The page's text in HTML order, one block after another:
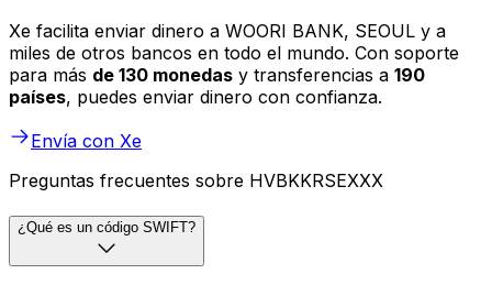
Xe facilita enviar dinero a WOORI BANK, SEOUL y a
miles de otros bancos en todo el mundo. Con soporte
para más de 130 monedas y transferencias a 190
países, puedes enviar dinero con confianza.
Envía con Xe
Preguntas frecuentes sobre HVBKKRSEXXX
¿Qué es un código SWIFT?